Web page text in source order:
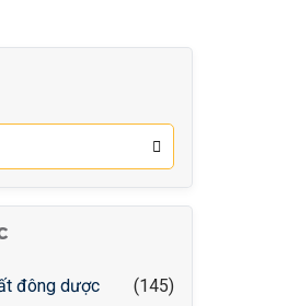
đông dược
(145)